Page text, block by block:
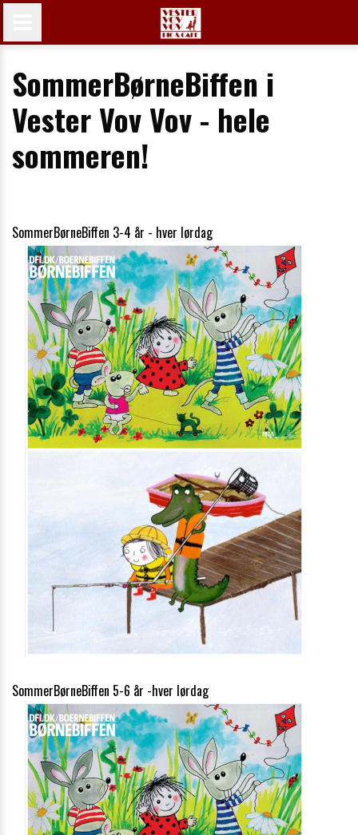
SommerBørneBiffen i
Vester Vov Vov - hele
sommeren!
SommerBørneBiffen 3-4 år - hver lørdag
SommerBørneBiffen 5-6 år -hver lørdag